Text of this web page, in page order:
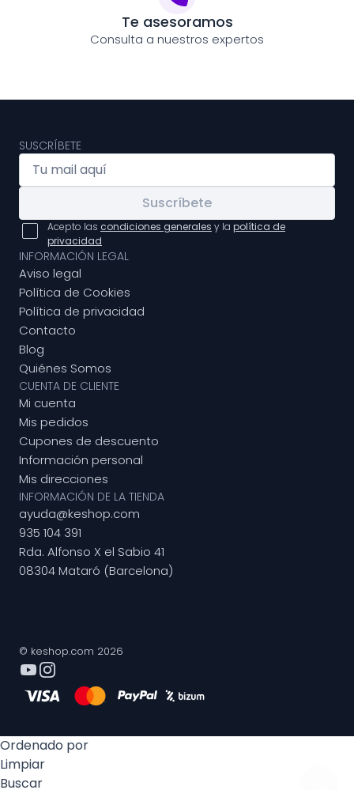
Te asesoramos
Consulta a nuestros expertos
SUSCRÍBETE
Suscríbete
Acepto las condiciones generales y la política de
privacidad
INFORMACIÓN LEGAL
Aviso legal
Política de Cookies
Política de privacidad
Contacto
Blog
Quiénes Somos
CUENTA DE CLIENTE
Mi cuenta
Mis pedidos
Cupones de descuento
Información personal
Mis direcciones
INFORMACIÓN DE LA TIENDA
ayuda@keshop.com
935 104 391
Rda. Alfonso X el Sabio 41
08304 Mataró (Barcelona)
© keshop.com 2026
Ordenado por
Limpiar
Buscar